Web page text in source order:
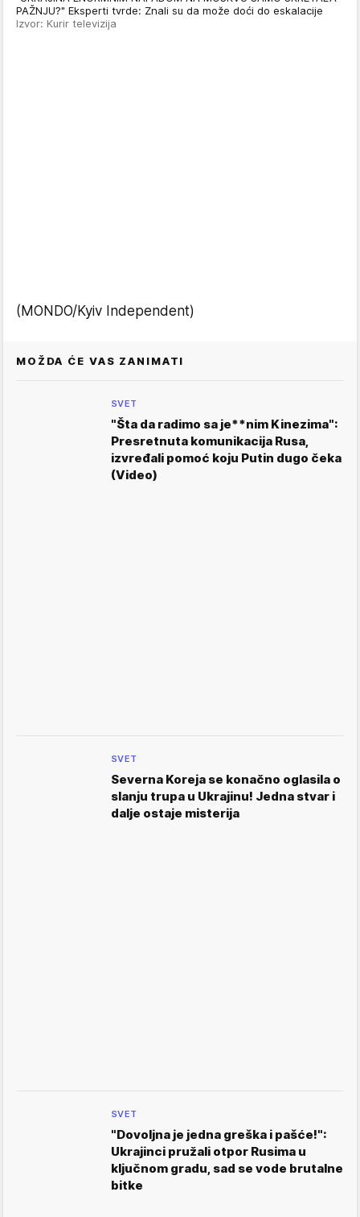
PAŽNJU?" Eksperti tvrde: Znali su da može doći do eskalacije
Izvor: Kurir televizija
(MONDO/Kyiv Independent)
MOŽDA ĆE VAS ZANIMATI
SVET
"Šta da radimo sa je**nim Kinezima":
Presretnuta komunikacija Rusa,
izvređali pomoć koju Putin dugo čeka
(Video)
SVET
Severna Koreja se konačno oglasila o
slanju trupa u Ukrajinu! Jedna stvar i
dalje ostaje misterija
SVET
"Dovoljna je jedna greška i pašće!":
Ukrajinci pružali otpor Rusima u
ključnom gradu, sad se vode brutalne
bitke